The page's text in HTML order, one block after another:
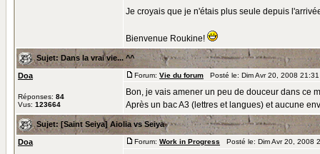
Je croyais que je n'étais plus seule depuis
Bienvenue Roukine!
Sujet: Dans la vrai vie... ^^
Doa
Réponses: 84
Vus: 123664
Forum: Vie du forum Posté le: Dim Avr 20, 2008
Bon, je vais amener un peu de douceur dans ce
Après un bac A3 (lettres et langues) et aucune
Sujet: [Saint Seiya] Aiolia vs Seiya
Doa Forum: Work in Progress Posté le: Dim Avr 20,